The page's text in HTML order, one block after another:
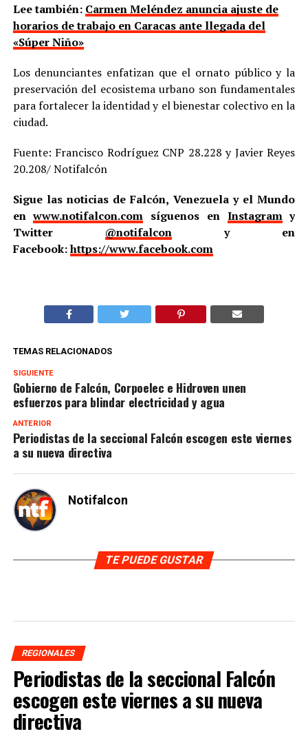
Lee también: Carmen Meléndez anuncia ajuste de
horarios de trabajo en Caracas ante llegada del
«Súper Niño»
Los denunciantes enfatizan que el ornato público y la
preservación del ecosistema urbano son fundamentales
para fortalecer la identidad y el bienestar colectivo en la
ciudad.
Fuente: Francisco Rodríguez CNP 28.228 y Javier Reyes
20.208/ Notifalcón
Sigue las noticias de Falcón, Venezuela y el Mundo
enwww.notifalcon.com síguenos en Instagramy
Twitter @notifalcony en
Facebook:https://www.facebook.com
TEMAS RELACIONADOS
SIGUIENTE
Gobierno de Falcón, Corpoelec e Hidroven unen
esfuerzos para blindar electricidad y agua
ANTERIOR
Periodistas de la seccional Falcón escogen este viernes
a su nueva directiva
Notifalcon
TE PUEDE GUSTAR
REGIONALES
Periodistas de la seccional Falcón
escogen este viernes a su nueva
directiva